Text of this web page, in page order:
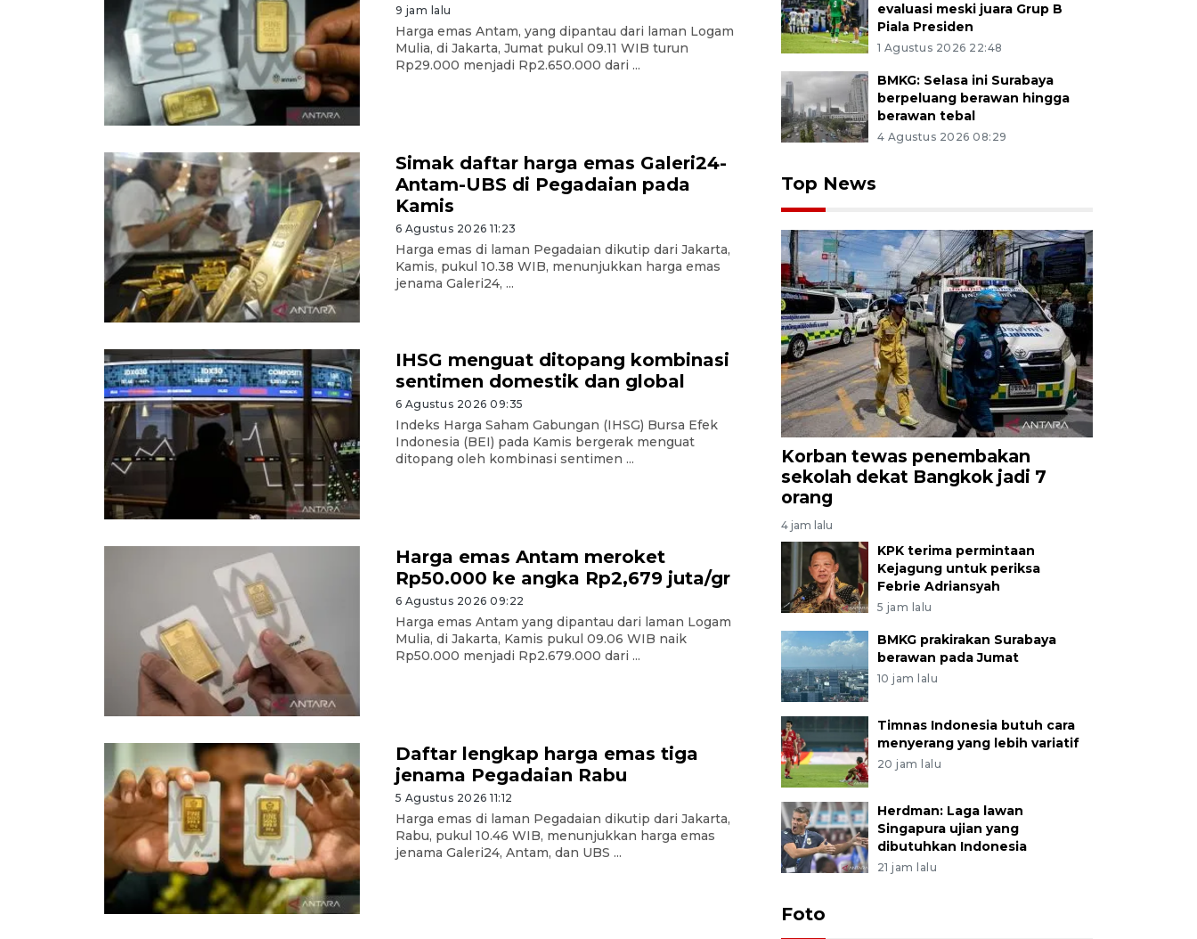
9 jam lalu
Harga emas Antam, yang dipantau dari laman Logam
Mulia, di Jakarta, Jumat pukul 09.11 WIB turun
Rp29.000 menjadi Rp2.650.000 dari ...
Simak daftar harga emas Galeri24-
Antam-UBS di Pegadaian pada
Kamis
6 Agustus 2026 11:23
Harga emas di laman Pegadaian dikutip dari Jakarta,
Kamis, pukul 10.38 WIB, menunjukkan harga emas
jenama Galeri24, ...
IHSG menguat ditopang kombinasi
sentimen domestik dan global
6 Agustus 2026 09:35
Indeks Harga Saham Gabungan (IHSG) Bursa Efek
Indonesia (BEI) pada Kamis bergerak menguat
ditopang oleh kombinasi sentimen ...
Harga emas Antam meroket
Rp50.000 ke angka Rp2,679 juta/gr
6 Agustus 2026 09:22
Harga emas Antam yang dipantau dari laman Logam
Mulia, di Jakarta, Kamis pukul 09.06 WIB naik
Rp50.000 menjadi Rp2.679.000 dari ...
Daftar lengkap harga emas tiga
jenama Pegadaian Rabu
5 Agustus 2026 11:12
Harga emas di laman Pegadaian dikutip dari Jakarta,
Rabu, pukul 10.46 WIB, menunjukkan harga emas
jenama Galeri24, Antam, dan UBS ...
evaluasi meski juara Grup B
Piala Presiden
1 Agustus 2026 22:48
BMKG: Selasa ini Surabaya
berpeluang berawan hingga
berawan tebal
4 Agustus 2026 08:29
Top News
Korban tewas penembakan
sekolah dekat Bangkok jadi 7
orang
4 jam lalu
KPK terima permintaan
Kejagung untuk periksa
Febrie Adriansyah
5 jam lalu
BMKG prakirakan Surabaya
berawan pada Jumat
10 jam lalu
Timnas Indonesia butuh cara
menyerang yang lebih variatif
20 jam lalu
Herdman: Laga lawan
Singapura ujian yang
dibutuhkan Indonesia
21 jam lalu
Foto